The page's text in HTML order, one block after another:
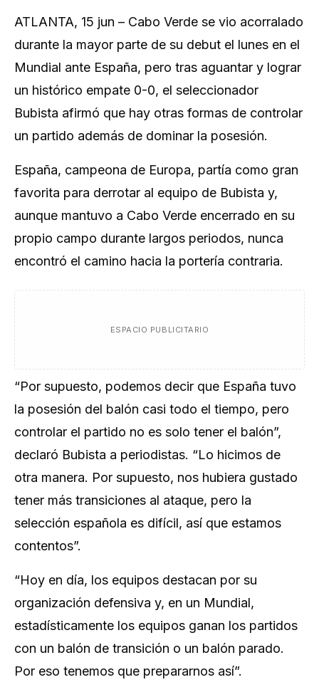
ATLANTA, 15 jun – Cabo Verde se vio acorralado
durante la mayor parte de su debut el lunes en el
Mundial ante España, pero tras ‌aguantar y lograr
un histórico empate 0-0, el seleccionador
Bubista afirmó que hay otras ‌formas de controlar
un partido además de dominar la posesión.
España, campeona de Europa, partía como gran
favorita para derrotar al ​equipo de Bubista y,
aunque mantuvo a Cabo Verde encerrado en su
propio campo durante largos periodos, nunca
encontró el camino hacia la portería contraria.
ESPACIO PUBLICITARIO
“Por supuesto, podemos decir que España tuvo
la posesión del balón casi todo el tiempo, pero
controlar el partido no es solo tener el balón”,
declaró ‌Bubista a periodistas. “Lo hicimos de
otra ⁠manera. Por supuesto, nos hubiera gustado
tener más transiciones al ataque, pero la
selección española es difícil, así que estamos
contentos”.
“Hoy en día, los equipos ⁠destacan por su
organización defensiva y, en un Mundial,
estadísticamente los equipos ganan los partidos
con un balón de transición o un balón parado.
Por eso tenemos que prepararnos así”.